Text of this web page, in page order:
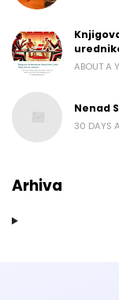
ABOUT A
Nenad
30 DAYS
Arhiva